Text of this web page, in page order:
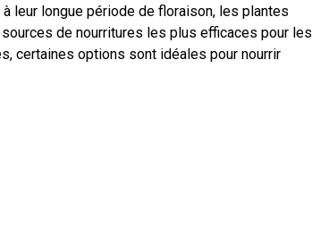
leur longue période de floraison, les plantes
de nourritures les plus efficaces pour les
certaines options sont idéales pour nourrir